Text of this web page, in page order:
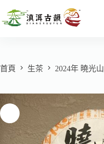
首頁 生茶 2024年 曉光